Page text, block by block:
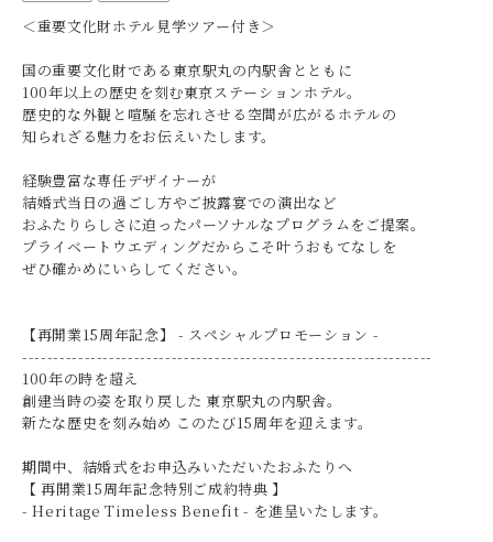
＜重要文化財ホテル見学ツアー付き＞
国の重要文化財である東京駅丸の内駅舎とともに
100年以上の歴史を刻む東京ステーションホテル。
歴史的な外観と喧騒を忘れさせる空間が広がるホテルの
知られざる魅力をお伝えいたします。
経験豊富な専任デザイナーが
結婚式当日の過ごし方やご披露宴での演出など
おふたりらしさに迫ったパーソナルなプログラムをご提案。
プライベートウエディングだからこそ叶うおもてなしを
ぜひ確かめにいらしてください。
【再開業15周年記念】 - スペシャルプロモーション -
------------------------------------------------------------------
100年の時を超え
創建当時の姿を取り戻した 東京駅丸の内駅舎。
新たな歴史を刻み始め このたび15周年を迎えます。
期間中、結婚式をお申込みいただいたおふたりへ
【 再開業15周年記念特別ご成約特典 】
- Heritage Timeless Benefit - を進呈いたします。